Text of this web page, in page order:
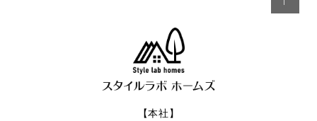
【本社】